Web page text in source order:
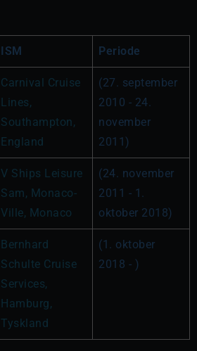
ISM Periode
Carnival Cruise
Lines,
Southampton,
England
(27. september
2010 - 24.
november
2011)
V Ships Leisure
Sam, Monaco-
Ville, Monaco
(24. november
2011 - 1.
oktober 2018)
Bernhard
Schulte Cruise
Services,
Hamburg,
Tyskland
(1. oktober
2018 - )